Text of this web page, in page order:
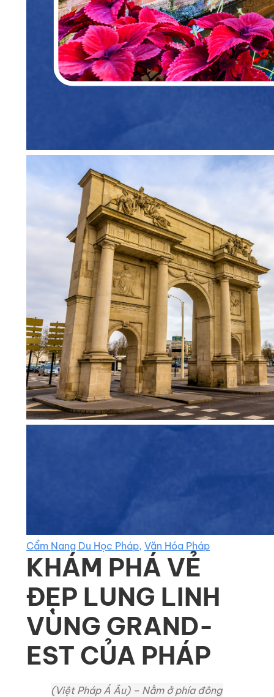
Cẩm Nang Du Học Pháp, Văn Hóa Pháp
KHÁM PHÁ VẺ
ĐẸP LUNG LINH
VÙNG GRAND-
EST CỦA PHÁP
(Việt Pháp Á Âu) – Nằm ở phía đông